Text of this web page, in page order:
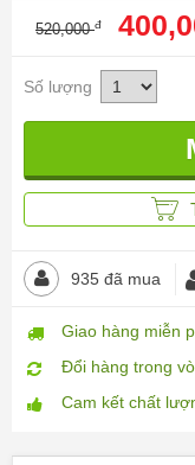
520,000đ
Số lượng
935 đã mua
Giao hàng miễn
Đổi hàng trong
Cam kết chất